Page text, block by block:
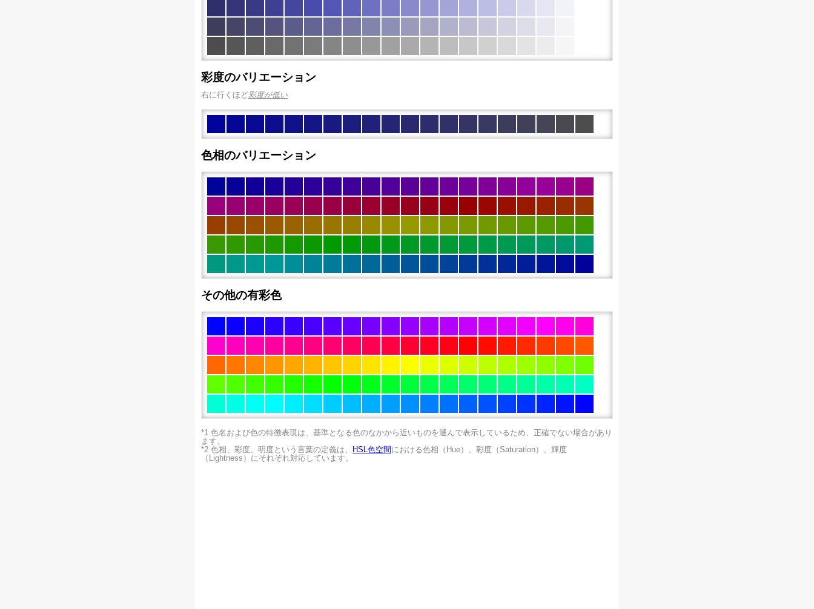
彩度のバリエーション
右に行くほど彩度が低い
色相のバリエーション
その他の有彩色
*1 色名および色の特徴表現は、基準となる色のなかから近いものを選んで表示しているため、正確でない場合があり
ます。
*2 色相、彩度、明度という言葉の定義は、
HSL色空間 における色相（Hue）、彩度（Saturation）、輝度
（Lightness）にそれぞれ対応しています。